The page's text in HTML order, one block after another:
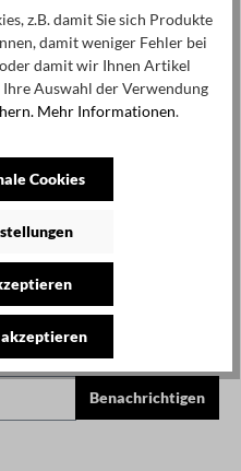
der Artikel lieferbar ist.
abgebildeten Zeichen ein*
zur Kenntnis
und bin mit ihnen
Benachrichtigen
z.B. damit Sie sich Produkte
damit weniger Fehler bei
damit wir Ihnen Artikel
Auswahl der Verwendung
Mehr Informationen.
Cookies